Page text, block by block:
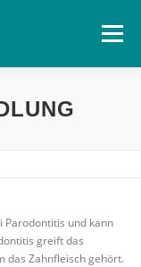
Menü
Parodontitis und kann
greift das
das Zahnfleisch gehört.